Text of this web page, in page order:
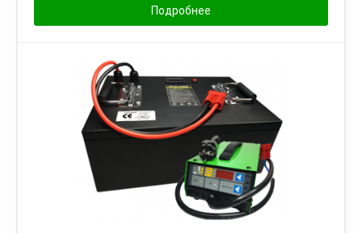
Подробнее